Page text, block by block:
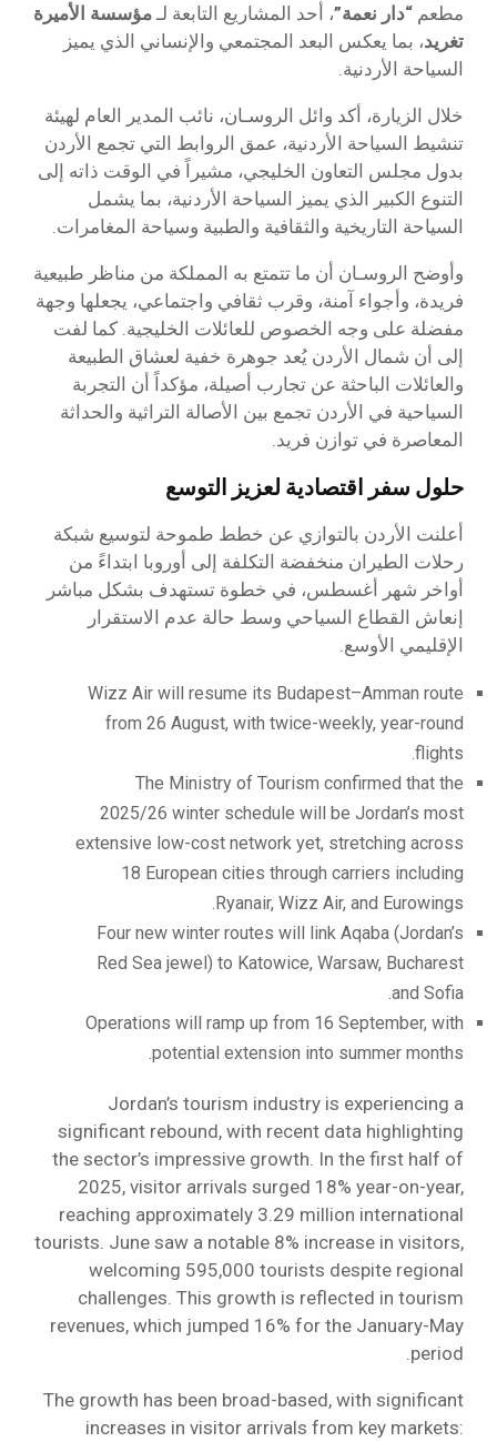
مطعم “دار نعمة”، أحد المشاريع التابعة لـ مؤسسة الأميرة
تغريد، بما يعكس البعد المجتمعي والإنساني الذي يميز
السياحة الأردنية.
خلال الزيارة، أكد وائل الروسـان، نائب المدير العام لهيئة
تنشيط السياحة الأردنية، عمق الروابط التي تجمع الأردن
بدول مجلس التعاون الخليجي، مشيراً في الوقت ذاته إلى
التنوع الكبير الذي يميز السياحة الأردنية، بما يشمل
السياحة التاريخية والثقافية والطبية وسياحة المغامرات.
وأوضح الروسـان أن ما تتمتع به المملكة من مناظر طبيعية
فريدة، وأجواء آمنة، وقرب ثقافي واجتماعي، يجعلها وجهة
مفضلة على وجه الخصوص للعائلات الخليجية. كما لفت
إلى أن شمال الأردن يُعد جوهرة خفية لعشاق الطبيعة
والعائلات الباحثة عن تجارب أصيلة، مؤكداً أن التجربة
السياحية في الأردن تجمع بين الأصالة التراثية والحداثة
المعاصرة في توازن فريد.
حلول سفر اقتصادية لعزيز التوسع
أعلنت الأردن بالتوازي عن خطط طموحة لتوسيع شبكة
رحلات الطيران منخفضة التكلفة إلى أوروبا ابتداءً من
أواخر شهر أغسطس، في خطوة تستهدف بشكل مباشر
إنعاش القطاع السياحي وسط حالة عدم الاستقرار
الإقليمي الأوسع.
Wizz Air will resume its Budapest–Amman route
from 26 August, with twice-weekly, year-round
flights.
The Ministry of Tourism confirmed that the
2025/26 winter schedule will be Jordan’s most
extensive low-cost network yet, stretching across
18 European cities through carriers including
Ryanair, Wizz Air, and Eurowings.
Four new winter routes will link Aqaba (Jordan’s
Red Sea jewel) to Katowice, Warsaw, Bucharest
and Sofia.
Operations will ramp up from 16 September, with
potential extension into summer months.
Jordan’s tourism industry is experiencing a
significant rebound, with recent data highlighting
the sector’s impressive growth. In the first half of
2025, visitor arrivals surged 18% year-on-year,
reaching approximately 3.29 million international
tourists. June saw a notable 8% increase in visitors,
welcoming 595,000 tourists despite regional
challenges. This growth is reflected in tourism
revenues, which jumped 16% for the January-May
period.
The growth has been broad-based, with significant
increases in visitor arrivals from key markets: